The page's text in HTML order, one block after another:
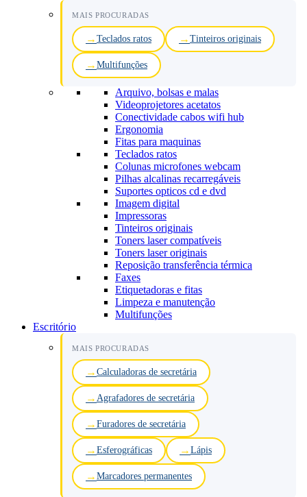
MAIS PROCURADAS
Teclados ratos Tinteiros originais
Multifunções
Arquivo, bolsas e malas
Videoprojetores acetatos
Conectividade cabos wifi hub
Ergonomia
Fitas para maquinas
Teclados ratos
Colunas microfones webcam
Pilhas alcalinas recarregáveis
Suportes opticos cd e dvd
Imagem digital
Impressoras
Tinteiros originais
Toners laser compatíveis
Toners laser originais
Reposição transferência térmica
Faxes
Etiquetadoras e fitas
Limpeza e manutenção
Multifunções
Escritório
MAIS PROCURADAS
Calculadoras de secretária
Agrafadores de secretária
Furadores de secretária
Esferográficas Lápis
Marcadores permanentes